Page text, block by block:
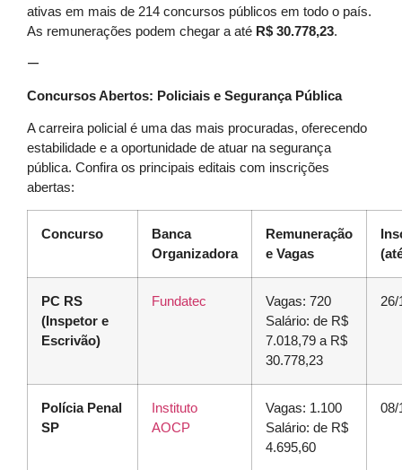
ativas em mais de 214 concursos públicos em todo o país.
As remunerações podem chegar a até R$ 30.778,23.
—
Concursos Abertos: Policiais e Segurança Pública
A carreira policial é uma das mais procuradas, oferecendo
estabilidade e a oportunidade de atuar na segurança
pública. Confira os principais editais com inscrições
abertas:
Concurso
Banca
Organizadora
Remuneração
e Vagas
PC RS
(Inspetor e
Escrivão)
Fundatec
Vagas: 720
Salário: de R$
7.018,79 a R$
30.778,23
26/
Polícia Penal
SP
Instituto
AOCP
Vagas: 1.100
Salário: de R$
4.695,60
08/